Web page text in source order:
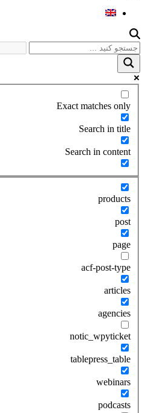
Exact matches only
Search in title
Search in content
products
post
page
acf-post-type
articles
agencies
notic_wpyticket
tablepress_table
webinars
podcasts